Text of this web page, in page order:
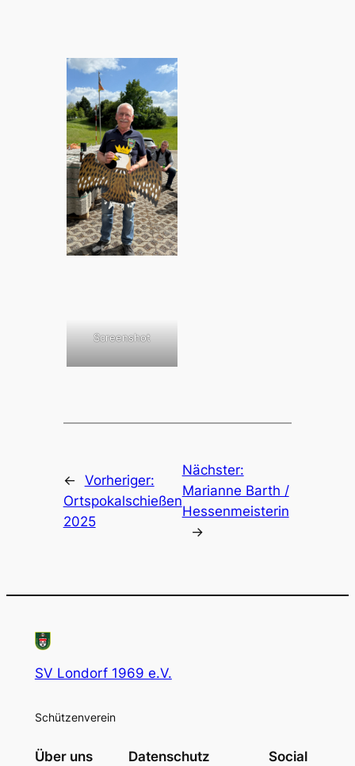
Screenshot
← Vorheriger:
Ortspokalschießen
2025
Nächster:
Marianne Barth /
Hessenmeisterin
→
SV Londorf 1969 e.V.
Schützenverein
Über uns Datenschutz Social